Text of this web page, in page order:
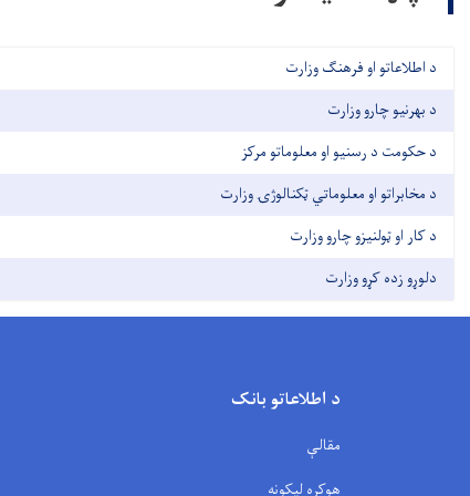
د اطلاعاتو او فرهنګ وزارت
د بهرنیو چارو وزارت
د حکومت د رسنیو او معلوماتو مرکز
د مخابراتو او معلوماتي ټکنالوژۍ وزارت
د کار او ټولنیزو چارو وزارت
دلوړو زده کړو وزارت
د اطلاعاتو بانک
مقالې
هوکړه لیکونه